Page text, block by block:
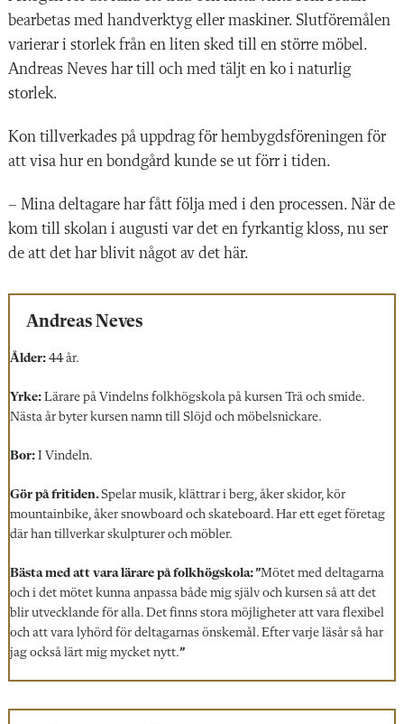
bearbetas med handverktyg eller maskiner. Slutföremålen
varierar i storlek från en liten sked till en större möbel.
Andreas Neves har till och med täljt en ko i naturlig
storlek.
Kon tillverkades på uppdrag för hembygdsföreningen för
att visa hur en bondgård kunde se ut förr i tiden.
– Mina deltagare har fått följa med i den processen. När de
kom till skolan i augusti var det en fyrkantig kloss, nu ser
de att det har blivit något av det här.
Andreas Neves
Ålder: 44 år.
Yrke: Lärare på Vindelns folkhögskola på kursen Trä och smide.
Nästa år byter kursen namn till Slöjd och möbelsnickare.
Bor: I Vindeln.
Gör på fritiden.Spelar musik, klättrar i berg, åker skidor, kör
mountainbike, åker snowboard och skateboard. Har ett eget företag
där han tillverkar skulpturer och möbler.
Bästa med att vara lärare på folkhögskola: ”Mötet med deltagarna
och i det mötet kunna anpassa både mig själv och kursen så att det
blir utvecklande för alla. Det finns stora möjligheter att vara flexibel
och att vara lyhörd för deltagarnas önskemål. Efter varje läsår så har
jag också lärt mig mycket nytt.”